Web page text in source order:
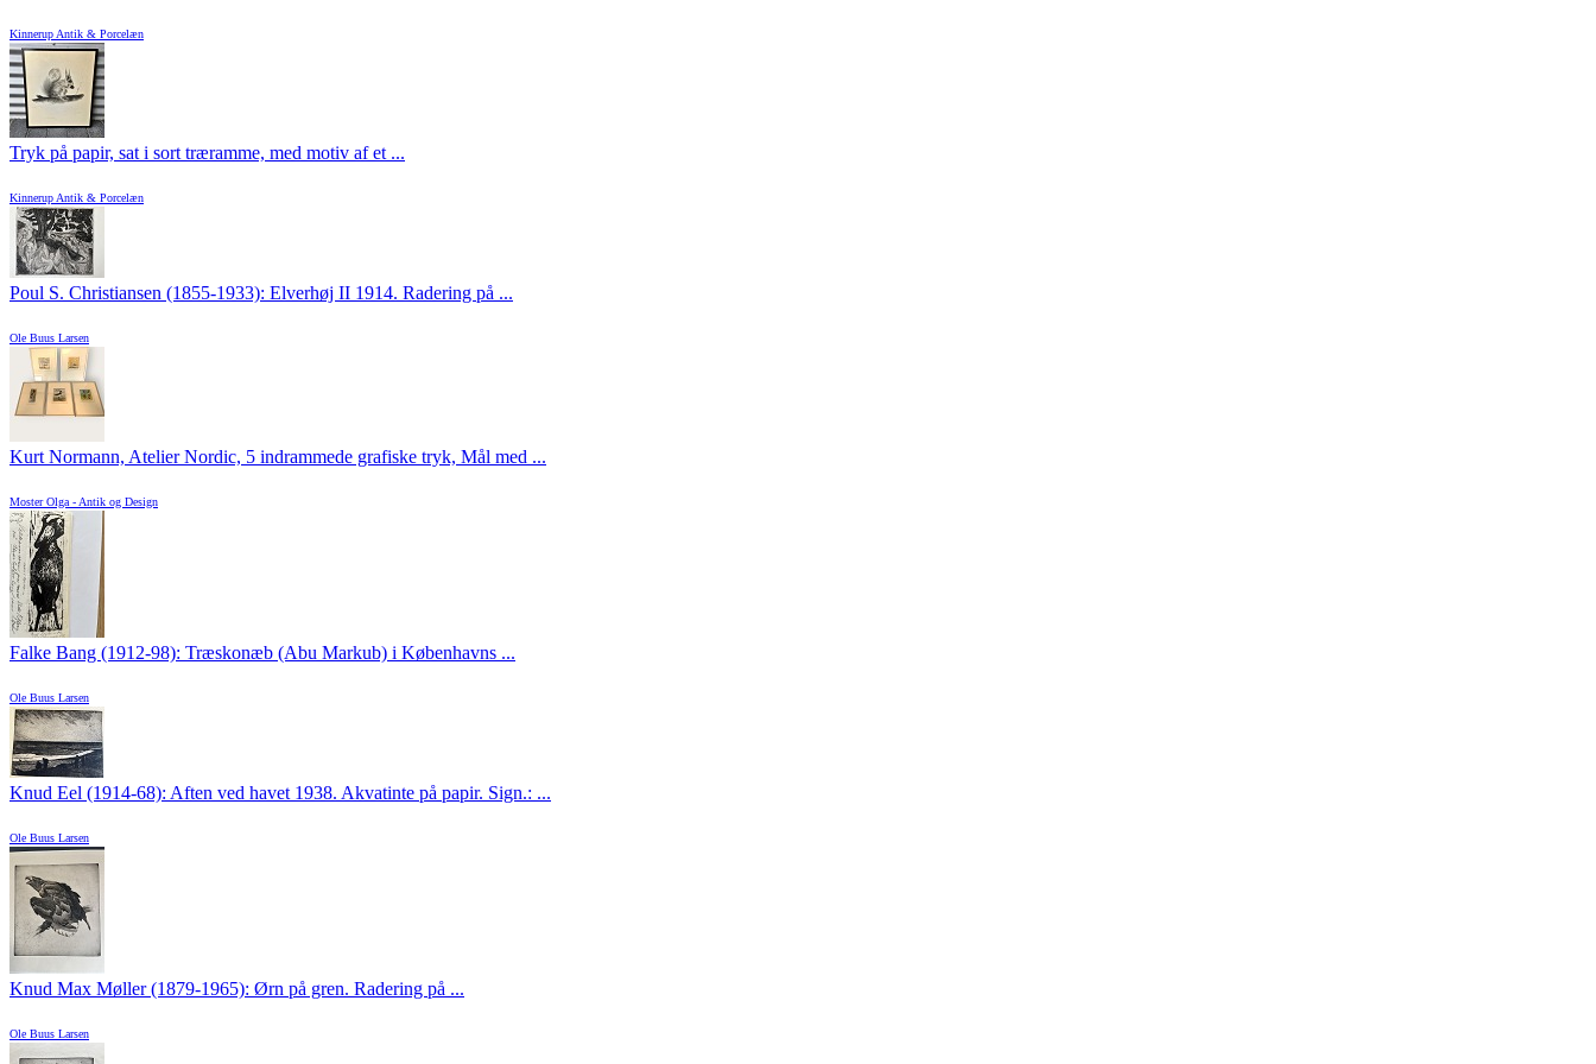
Kinnerup Antik & Porcelæn
Tryk på papir, sat i sort træramme, med motiv af et ...
Kinnerup Antik & Porcelæn
Poul S. Christiansen (1855-1933): Elverhøj II 1914. Radering på ...
Ole Buus Larsen
Kurt Normann, Atelier Nordic, 5 indrammede grafiske tryk, Mål med ...
Moster Olga - Antik og Design
Falke Bang (1912-98): Træskonæb (Abu Markub) i Københavns ...
Ole Buus Larsen
Knud Eel (1914-68): Aften ved havet 1938. Akvatinte på papir. Sign.: ...
Ole Buus Larsen
Knud Max Møller (1879-1965): Ørn på gren. Radering på ...
Ole Buus Larsen